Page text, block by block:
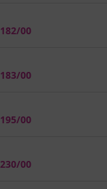
00
00
00
00